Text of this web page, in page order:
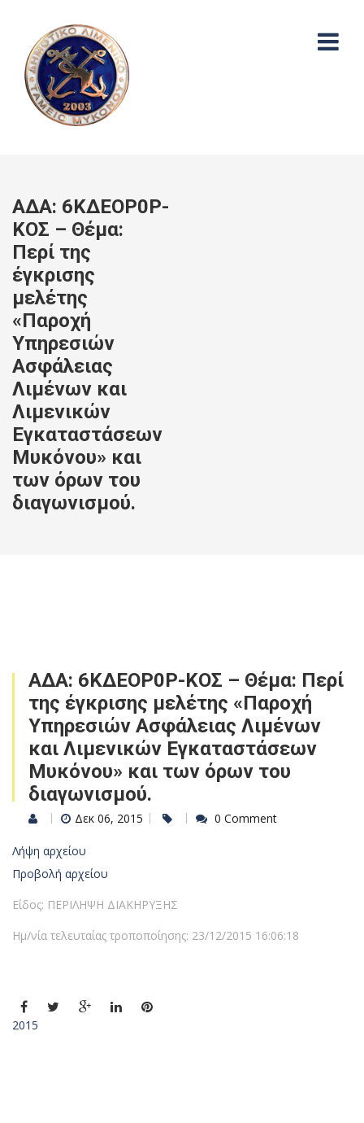
ΑΔΑ: 6ΚΔΕΟΡ0Ρ-
ΚΟΣ – Θέμα:
Περί της
έγκρισης
μελέτης
«Παροχή
Υπηρεσιών
Ασφάλειας
Λιμένων και
Λιμενικών
Εγκαταστάσεων
Μυκόνου» και
των όρων του
διαγωνισμού.
ΑΔΑ: 6ΚΔΕΟΡ0Ρ-ΚΟΣ – Θέμα: Περί
της έγκρισης μελέτης «Παροχή
Υπηρεσιών Ασφάλειας Λιμένων
και Λιμενικών Εγκαταστάσεων
Μυκόνου» και των όρων του
διαγωνισμού.
Δεκ 06, 2015 0 Comment
Λήψη αρχείου
Προβολή αρχείου
Είδος: ΠΕΡΙΛΗΨΗ ΔΙΑΚΗΡΥΞΗΣ
Ημ/νία τελευταίας τροποποίησης: 23/12/2015 16:06:18
2015